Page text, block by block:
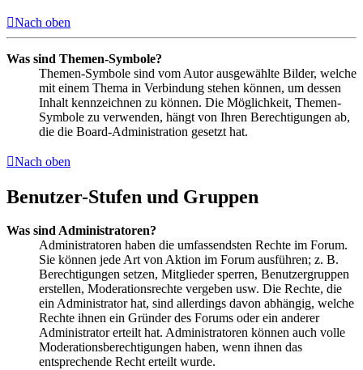
Nach oben
Was sind Themen-Symbole?
Themen-Symbole sind vom Autor ausgewählte Bilder, welche
mit einem Thema in Verbindung stehen können, um dessen
Inhalt kennzeichnen zu können. Die Möglichkeit, Themen-
Symbole zu verwenden, hängt von Ihren Berechtigungen ab,
die die Board-Administration gesetzt hat.
Nach oben
Benutzer-Stufen und Gruppen
Was sind Administratoren?
Administratoren haben die umfassendsten Rechte im Forum.
Sie können jede Art von Aktion im Forum ausführen; z. B.
Berechtigungen setzen, Mitglieder sperren, Benutzergruppen
erstellen, Moderationsrechte vergeben usw. Die Rechte, die
ein Administrator hat, sind allerdings davon abhängig, welche
Rechte ihnen ein Gründer des Forums oder ein anderer
Administrator erteilt hat. Administratoren können auch volle
Moderationsberechtigungen haben, wenn ihnen das
entsprechende Recht erteilt wurde.